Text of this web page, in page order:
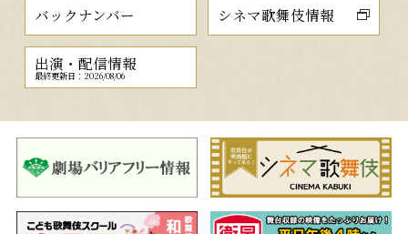
バックナンバー シネマ歌舞伎情報
出演・配信情報
最終更新日：2026/08/06